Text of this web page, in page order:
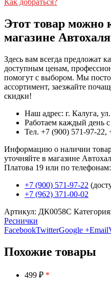
Как добраться?
Этот товар можно
магазине
Здесь вам всегда предложат
доступным ценам,
помогут с выбором. Мы
ассортимент, заезжайте
скидки!
Наш адрес: г. Калуга,
Работаем каждый день
Тел. +7 (900) 571-97-22,
Информацию о наличии
уточняйте в магазине
Платова 19 или по телефонам:
+7 (900) 571-97-22
+7 (962) 371-00-02
Артикул: ДК0058С Категория:
Реснички
FacebookTwitterGoogle +Email
Похожие товары
499 ₽ *